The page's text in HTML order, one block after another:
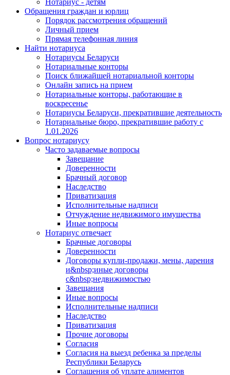
Нотариус - детям
Обращения граждан и юрлиц
Порядок рассмотрения обращений
Личный прием
Прямая телефонная линия
Найти нотариуса
Нотариусы Беларуси
Нотариальные конторы
Поиск ближайшей нотариальной конторы
Онлайн запись на прием
Нотариальные конторы, работающие в
воскресенье
Нотариусы Беларуси, прекратившие деятельность
Нотариальные бюро, прекратившие работу с
1.01.2026
Вопрос нотариусу
Часто задаваемые вопросы
Завещание
Доверенности
Брачный договор
Наследство
Приватизация
Исполнительные надписи
Отчуждение недвижимого имущества
Иные вопросы
Нотариус отвечает
Брачные договоры
Доверенности
Договоры купли-продажи, мены, дарения
и&nbsp;иные договоры
с&nbsp;недвижимостью
Завещания
Иные вопросы
Исполнительные надписи
Наследство
Приватизация
Прочие договоры
Согласия
Согласия на выезд ребенка за пределы
Республики Беларусь
Соглашения об уплате алиментов